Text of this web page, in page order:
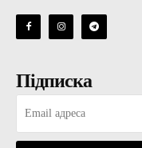
Підписка